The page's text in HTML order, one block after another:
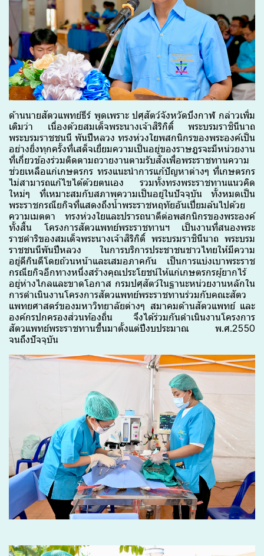
ด้านนายสัตวแพทย์ธีร์ พูดเพราะ ปศุสัตว์จังหวัดบึงกาฬ กล่าวเพิ่ม
เติมว่า เนื่องด้วยสมเด็จพระนางเจ้าสิริกิติ์ พระบรมราชินีนาถ
พระบรมราชชนนี พันปีหลวง ทรงห่วงใยพสกนิกรของพระองค์เป็น
อย่างยิ่งทุกครั้งที่เสด็จเยี่ยมความเป็นอยู่ของราษฎรจะมีหน่วยงาน
ที่เกี่ยวข้องร่วมติดตามถวายงานตามรับสั่งเพื่อพระราชทานความ
ช่วยเหลือแก่เกษตรกร ทรงแนะนำการแก้ปัญหาต่างๆ ที่เกษตรกร
ไม่สามารถแก้ไขได้ด้วยตนเอง รวมทั้งทรงพระราชทานแนวคิด
ใหม่ๆ ที่เหมาะสมกับสภาพความเป็นอยู่ในปัจจุบัน ทั้งหมดเป็น
พระราชกรณียกิจที่แสดงถึงน้ำพระราชหฤทัยอันเปี่ยมล้นไปด้วย
ความเมตตา ทรงห่วงใยและปรารถนาดีต่อพสกนิกรของพระองค์
ทั้งสิ้น โครงการสัตวแพทย์พระราชทานฯ เป็นงานที่สนองพระ
ราชดำริของสมเด็จพระนางเจ้าสิริกิติ์ พระบรมราชินีนาถ พระบรม
ราชชนนีพันปีหลวง ในการบริการประชาชนชาวไทยให้มีความ
อยู่ดีกินดีโดยถ้วนหน้าและเสมอภาคกัน เป็นการแบ่งเบาพระราช
กรณียกิจอีกทางหนึ่งสร้างคุณประโยชน์ให้แก่เกษตรกรผู้ยากไร้
อยู่ห่างไกลและขาดโอกาส กรมปศุสัตว์ในฐานะหน่วยงานหลักใน
การดำเนินงานโครงการสัตวแพทย์พระราชทานร่วมกับคณะสัตว
แพทยศาสตร์ของมหาวิทยาลัยต่างๆ สมาคมด้านสัตวแพทย์ และ
องค์กรปกครองส่วนท้องถิ่น จึงได้ร่วมกันดำเนินงานโครงการ
สัตวแพทย์พระราชทานขึ้นมาตั้งแต่ปีงบประมาณ พ.ศ.2550
จนถึงปัจจุบัน